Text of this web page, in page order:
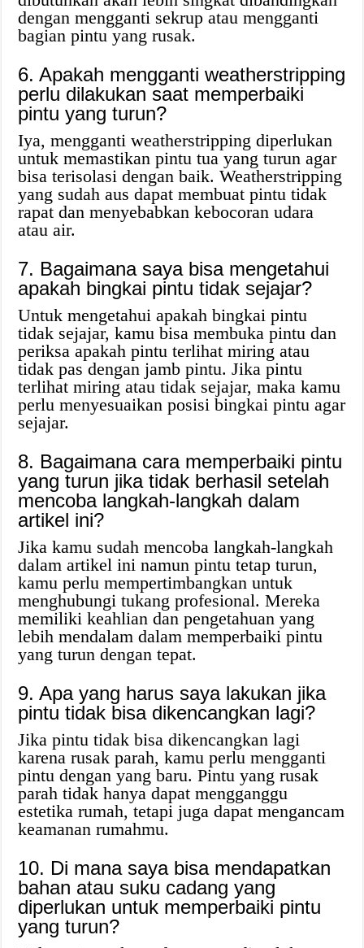
dengan mengganti sekrup atau mengganti
bagian pintu yang rusak.
6. Apakah mengganti weatherstripping
perlu dilakukan saat memperbaiki
pintu yang turun?
Iya, mengganti weatherstripping diperlukan
untuk memastikan pintu tua yang turun agar
bisa terisolasi dengan baik. Weatherstripping
yang sudah aus dapat membuat pintu tidak
rapat dan menyebabkan kebocoran udara
atau air.
7. Bagaimana saya bisa mengetahui
apakah bingkai pintu tidak sejajar?
Untuk mengetahui apakah bingkai pintu
tidak sejajar, kamu bisa membuka pintu dan
periksa apakah pintu terlihat miring atau
tidak pas dengan jamb pintu. Jika pintu
terlihat miring atau tidak sejajar, maka kamu
perlu menyesuaikan posisi bingkai pintu agar
sejajar.
8. Bagaimana cara memperbaiki pintu
yang turun jika tidak berhasil setelah
mencoba langkah-langkah dalam
artikel ini?
Jika kamu sudah mencoba langkah-langkah
dalam artikel ini namun pintu tetap turun,
kamu perlu mempertimbangkan untuk
menghubungi tukang profesional. Mereka
memiliki keahlian dan pengetahuan yang
lebih mendalam dalam memperbaiki pintu
yang turun dengan tepat.
9. Apa yang harus saya lakukan jika
pintu tidak bisa dikencangkan lagi?
Jika pintu tidak bisa dikencangkan lagi
karena rusak parah, kamu perlu mengganti
pintu dengan yang baru. Pintu yang rusak
parah tidak hanya dapat mengganggu
estetika rumah, tetapi juga dapat mengancam
keamanan rumahmu.
10. Di mana saya bisa mendapatkan
bahan atau suku cadang yang
diperlukan untuk memperbaiki pintu
yang turun?